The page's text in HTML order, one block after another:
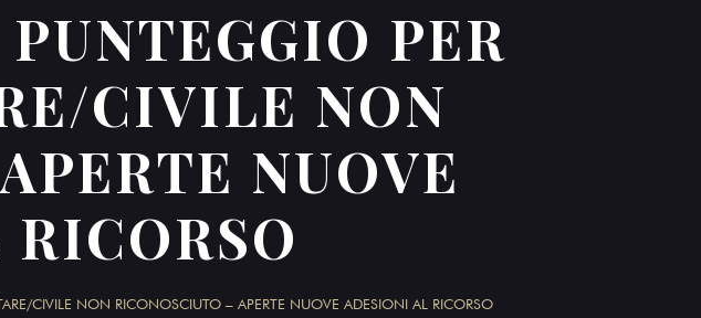
PER
CIVILE NON
NUOVE
CIVILE NON RICONOSCIUTO – APERTE NUOVE ADESIONI AL RICORSO